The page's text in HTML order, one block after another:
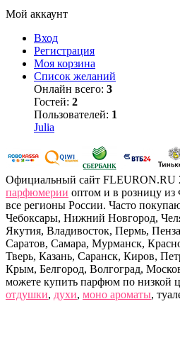
Мой аккаунт
Вход
Регистрация
Моя корзина
Список желаний
Онлайн всего: 3
Гостей: 2
Пользователей: 1
Julia
Официальный сайт FLEURON.RU
парфюмерии оптом и в розницу из
все регионы России. Часто
Чебоксары, Нижний Новгород,
Якутия, Владивосток, Пермь,
Саратов, Самара, Мурманск,
Тверь, Казань, Саранск, Киров,
Крым, Белгород, Волгоград,
можете купить парфюм по низкой
отдушки, духи, моно ароматы,